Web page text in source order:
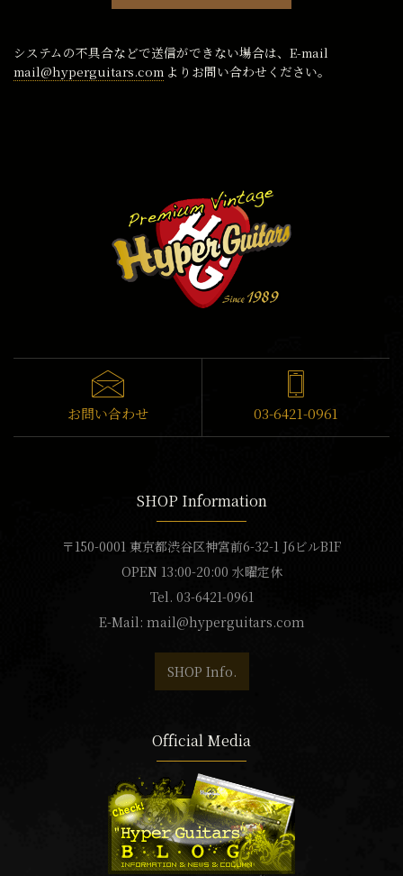
システムの不具合などで送信ができない場合は、E-mail
mail@hyperguitars.com よりお問い合わせください。
お問い合わせ 03-6421-0961
SHOP Information
〒150-0001 東京都渋谷区神宮前6-32-1 J6ビルB1F
OPEN 13:00-20:00 水曜定休
Tel. 03-6421-0961
E-Mail: mail@hyperguitars.com
SHOP Info.
Official Media